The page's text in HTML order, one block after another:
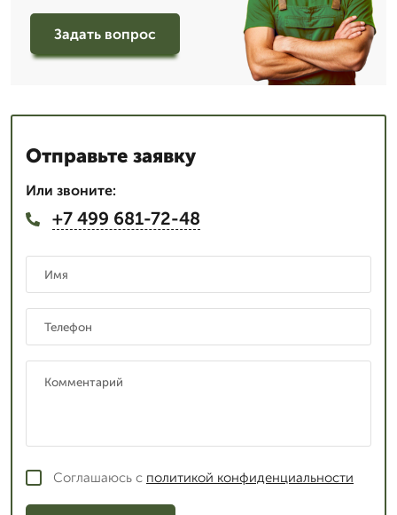
Задать вопрос
Отправьте заявку
Или звоните:
+7 499 681-72-48
Соглашаюсь с политикой конфиденциальности